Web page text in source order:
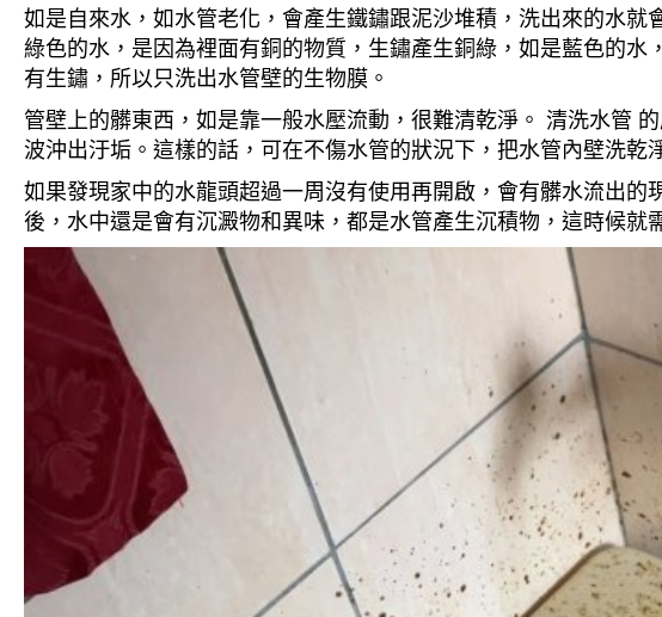
如是自來水，如水管老化，會產生鐵鏽跟泥沙堆積，洗出來的水
綠色的水，是因為裡面有銅的物質，生鏽產生銅綠，如是藍色的
有生鏽，所以只洗出水管壁的生物膜。
管壁上的髒東西，如是靠一般水壓流動，很難清乾淨。 清洗水管
波沖出汙垢。這樣的話，可在不傷水管的狀況下，把水管內壁洗乾
如果發現家中的水龍頭超過一周沒有使用再開啟，會有髒水流出
後，水中還是會有沉澱物和異味，都是水管產生沉積物，這時候就